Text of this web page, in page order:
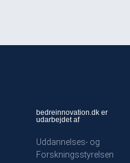
bedreinnovation.dk er
udarbejdet af
Uddannelses- og
Forskningsstyrelsen